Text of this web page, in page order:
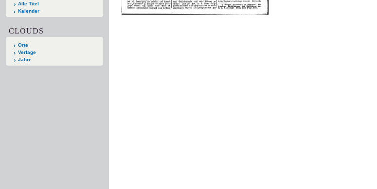
Alle Titel
Kalender
CLOUDS
Orte
Verlage
Jahre